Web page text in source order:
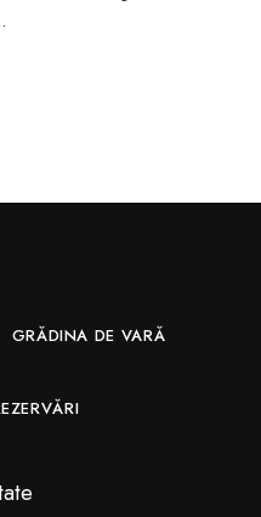
GRĂDINA DE VARĂ